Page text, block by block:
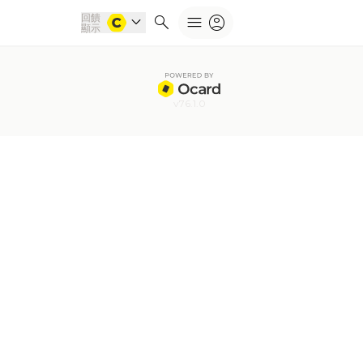
回饋
顯示
expand_more search menu account_circle